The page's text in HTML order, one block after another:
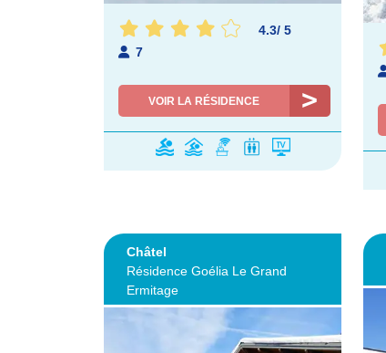
4.3/ 5
7
VOIR LA RÉSIDENCE
Châtel
Résidence Goélia Le Grand
Ermitage